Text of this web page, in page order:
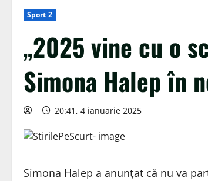
Sport 2
„2025 vine cu o
Simona Halep în
20:41, 4 ianuarie 2025
Simona Halep a anunțat că nu va